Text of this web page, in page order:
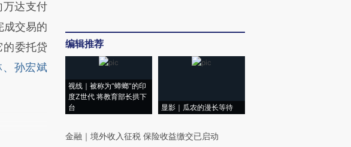
万达支付
成交易的
的委托贷
孙宏斌
编辑推荐
视线｜被称为“蟑螂”的印
度Z世代 将教育部长拱下
台
显影｜瓜农的漫长等待
金融 ｜ 境外收入征税 保险收益缴交已启动